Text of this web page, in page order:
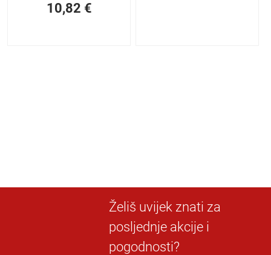
10,82 €
Želiš uvijek znati za
posljednje akcije i
pogodnosti?